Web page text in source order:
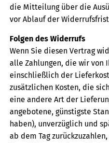
die Mitteilung über die
vor Ablauf der
Folgen des Widerrufs
Wenn Sie diesen Vertrag
alle Zahlungen, die wir von
einschließlich der
zusätzlichen Kosten, die
eine andere Art der
angebotene, günstigste
haben), unverzüglich und
ab dem Tag